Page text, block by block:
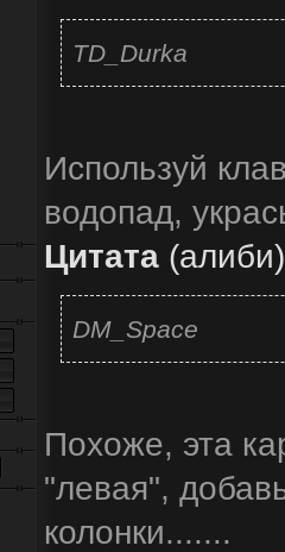
TD_Durka
Используй
водопад,
Цитата (алиби)
DM_Space
Похоже, эта
"левая",
колонки.......